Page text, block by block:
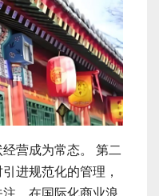
营成为常态。 第二
进规范化的管理，
注，在国际化商业浪